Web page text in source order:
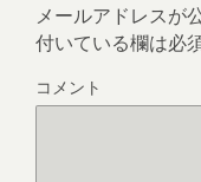
メールアドレスが
付いている欄は必
コメント